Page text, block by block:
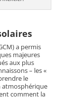
a permis
majeures
aux plus
– les «
le
atmosphérique
comment la